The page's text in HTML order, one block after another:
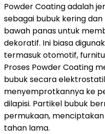
Powder Coating adalah
sebagai bubuk kering
bawah panas untuk
dekoratif. Ini biasa
termasuk otomotif,
Proses Powder Coating
bubuk secara
menyemprotkannya ke
dilapisi. Partikel bubuk
permukaan,
tahan lama.